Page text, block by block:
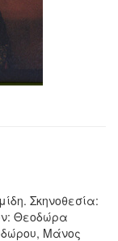
Σκηνοθεσία:
Θεοδώρα
Μάνος